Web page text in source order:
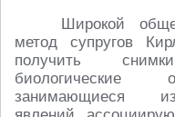
Широкой
метод супругов
получить
биологические
занимающиеся